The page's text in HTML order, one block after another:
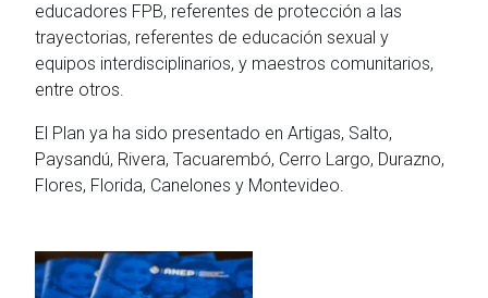
educadores FPB, referentes de protección a las
trayectorias, referentes de educación sexual y
equipos interdisciplinarios, y maestros comunitarios,
entre otros.
El Plan ya ha sido presentado en Artigas, Salto,
Paysandú, Rivera, Tacuarembó, Cerro Largo, Durazno,
Flores, Florida, Canelones y Montevideo.